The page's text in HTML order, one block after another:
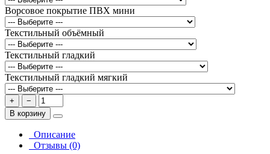
Ворсовое покрытие ПВХ мини
Текстильный объёмный
Текстильный гладкий
Текстильный гладкий мягкий
+
−
В корзину
Описание
Отзывы (0)